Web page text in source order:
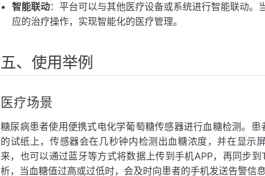
智能联动：平台可以与其他医疗设备或系统进行智能联动
应的治疗操作，实现智能化的医疗管理。
五、使用举例
医疗场景
糖尿病患者使用便携式电化学葡萄糖传感器进行血糖检测。
的试纸上，传感器会在几秒钟内检测出血糖浓度，并在显示
来，也可以通过蓝牙等方式将数据上传到手机APP，再同步
析，当血糖值过高或过低时，会及时向患者的手机发送告警信息